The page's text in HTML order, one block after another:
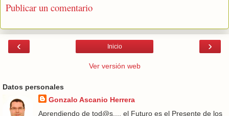
Publicar un comentario
‹ ›
Inicio
Ver versión web
Datos personales
Gonzalo Ascanio Herrera
Aprendiendo de tod@s..., el Futuro es el Presente de los